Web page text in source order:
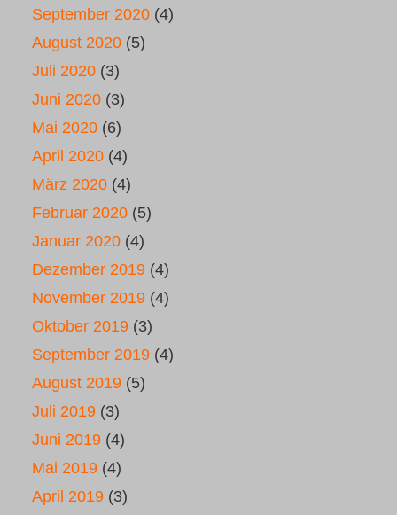
September 2020 (4)
August 2020 (5)
Juli 2020 (3)
Juni 2020 (3)
Mai 2020 (6)
April 2020 (4)
März 2020 (4)
Februar 2020 (5)
Januar 2020 (4)
Dezember 2019 (4)
November 2019 (4)
Oktober 2019 (3)
September 2019 (4)
August 2019 (5)
Juli 2019 (3)
Juni 2019 (4)
Mai 2019 (4)
April 2019 (3)